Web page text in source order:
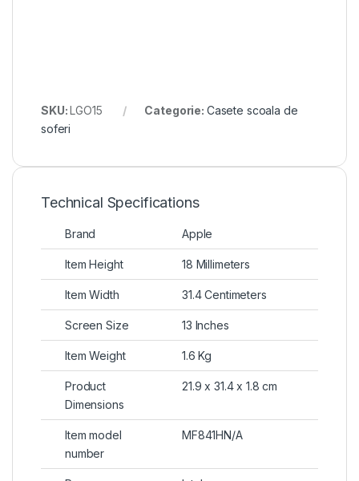
SKU:LGO15 Categorie: Casete scoala de
soferi
Technical Specifications
Brand Apple
Item Height 18 Millimeters
Item Width 31.4 Centimeters
Screen Size 13 Inches
Item Weight 1.6 Kg
Product
Dimensions
21.9 x 31.4 x 1.8 cm
Item model
number
MF841HN/A